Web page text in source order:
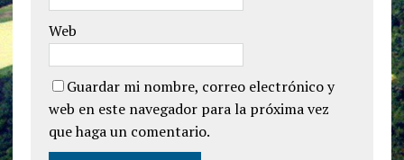
Web
Guardar mi nombre, correo electrónico y
web en este navegador para la próxima vez
que haga un comentario.